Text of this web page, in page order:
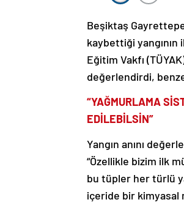
Beşiktaş
kaybettiği yangının
Eğitim Vakfı
değerlendirdi,
“YAĞMURLAMA
EDİLEBİLSİN”
Yangın anını
“Özellikle bizim ilk
bu tüpler her türlü
içeride bir kimyasal